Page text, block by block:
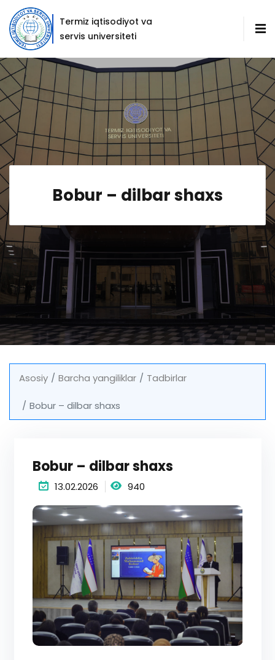
Termiz iqtisodiyot va
servis universiteti
Bobur – dilbar shaxs
Asosiy Barcha yangiliklar Tadbirlar
Bobur – dilbar shaxs
Bobur – dilbar shaxs
13.02.2026 940